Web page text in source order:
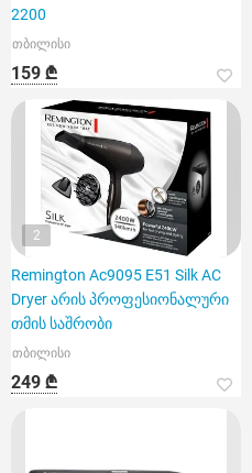
2200
თბილისი
159 ₾
2
Remington Ac9095 E51 Silk AC
Dryer არის პროფესიონალური
თმის საშრობი
თბილისი
249 ₾